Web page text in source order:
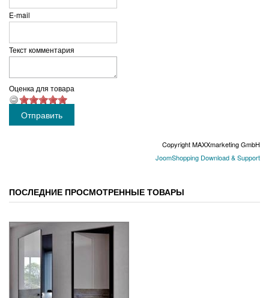
E-mail
Текст комментария
Оценка для товара
Copyright MAXXmarketing GmbH
JoomShopping Download & Support
ПОСЛЕДНИЕ ПРОСМОТРЕННЫЕ ТОВАРЫ